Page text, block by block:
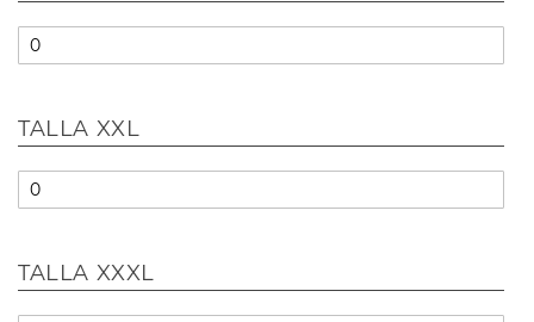
TALLA XXL
TALLA XXXL